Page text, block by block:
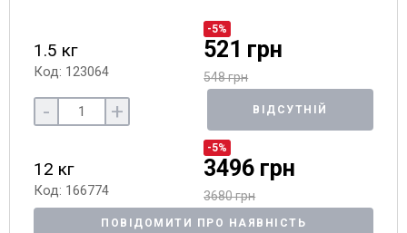
1.5 кг
Код: 123064
-5%
521 грн
548 грн
- + ВІДСУТНІЙ
12 кг
Код: 166774
-5%
3496 грн
3680 грн
ПОВІДОМИТИ ПРО НАЯВНІСТЬ